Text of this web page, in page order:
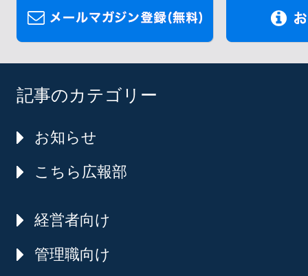
記事のカテゴリー
お知らせ
こちら広報部
経営者向け
管理職向け